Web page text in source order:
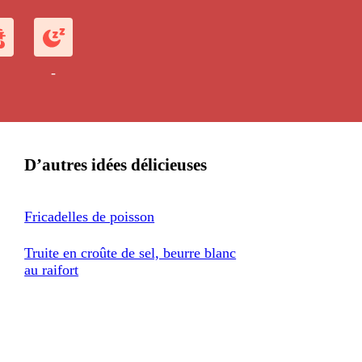
-
D’autres idées délicieuses
Fricadelles de poisson
Truite en croûte de sel, beurre blanc
au raifort